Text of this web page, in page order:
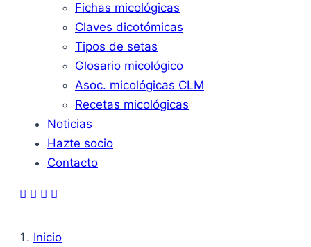
Fichas micológicas
Claves dicotómicas
Tipos de setas
Glosario micológico
Asoc. micológicas CLM
Recetas micológicas
Noticias
Hazte socio
Contacto
Inicio